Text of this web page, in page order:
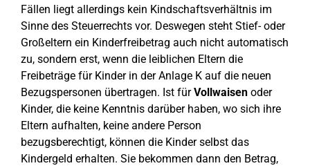
Fällen liegt allerdings kein Kindschaftsverhältnis im
Sinne des Steuerrechts vor. Deswegen steht Stief- oder
Großeltern ein Kinderfreibetrag auch nicht automatisch
zu, sondern erst, wenn die leiblichen Eltern die
Freibeträge für Kinder in der Anlage K auf die neuen
Bezugspersonen übertragen. Ist fürVollwaisen oder
Kinder, die keine Kenntnis darüber haben, wo sich ihre
Eltern aufhalten, keine andere Person
bezugsberechtigt, können die Kinder selbst das
Kindergeld erhalten. Sie bekommen dann den Betrag,